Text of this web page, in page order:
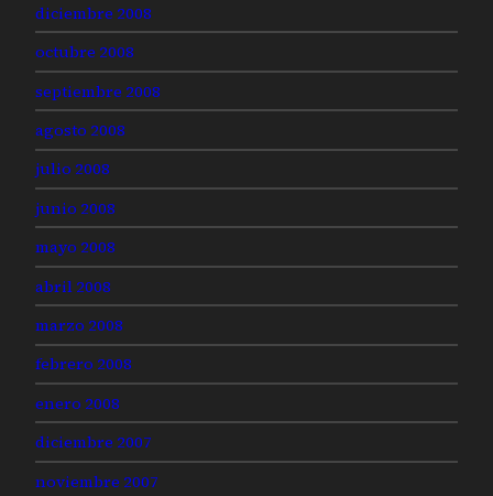
diciembre 2008
octubre 2008
septiembre 2008
agosto 2008
julio 2008
junio 2008
mayo 2008
abril 2008
marzo 2008
febrero 2008
enero 2008
diciembre 2007
noviembre 2007